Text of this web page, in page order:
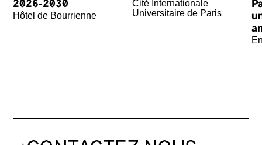
2026-2030
Hôtel de Bourrienne
Cité Internationale
Universitaire de Paris